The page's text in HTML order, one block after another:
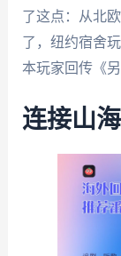
了这点：从北
了，纽约宿舍
本玩家回传《
连接山